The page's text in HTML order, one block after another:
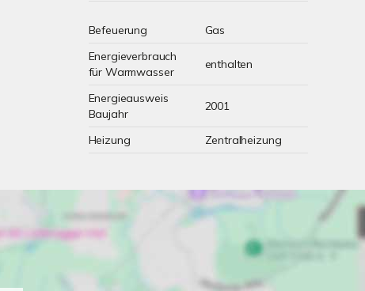
Befeuerung
Gas
Energieverbrauch
für Warmwasser
enthalten
Energieausweis
Baujahr
2001
Heizung Zentralheizung